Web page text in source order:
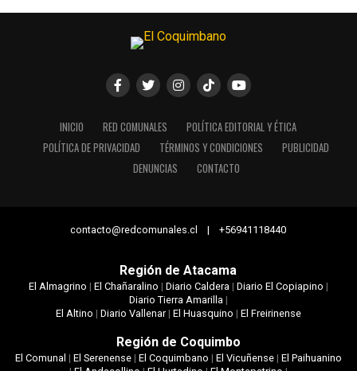
INICIO RED COMUNALES
POLÍTICA EDITORIAL Y ÉTICA
POLÍTICA DE PRIVACIDAD
TÉRMINOS Y CONDICIONES
PUBLICIDAD
DENUNCIAS
CONTACTO
contacto@redcomunales.cl | +56941118440
Región de Atacama
El Almagrino | El Chañaralino | Diario Caldera| Diario El Copiapino |
Diario Tierra Amarilla|
El Altino | Diario Vallenar| El Huasquino | El Freirinense
Región de Coquimbo
El Comunal | El Serenense| El Coquimbano | El Vicuñense| El Paihuanino